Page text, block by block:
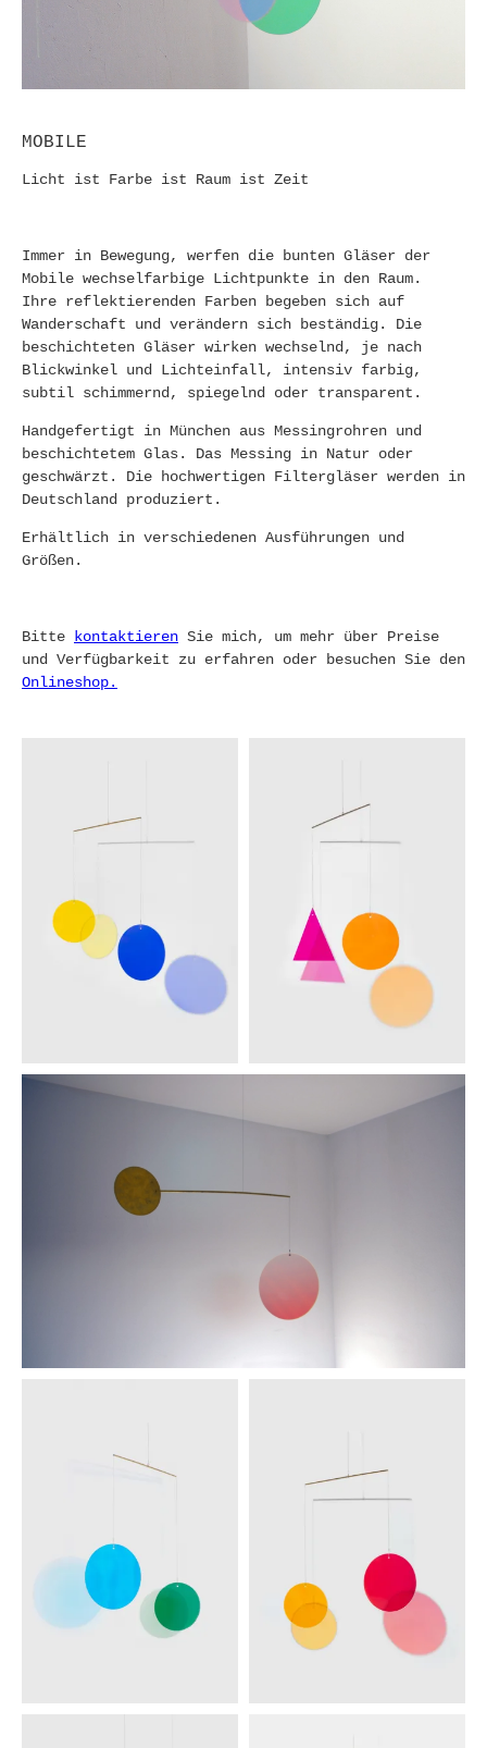
MOBILE
Licht ist Farbe ist Raum ist Zeit
Immer in Bewegung, werfen die bunten Gläser der
Mobile wechselfarbige Lichtpunkte in den Raum.
Ihre reflektierenden Farben begeben sich auf
Wanderschaft und verändern sich beständig. Die
beschichteten Gläser wirken wechselnd, je nach
Blickwinkel und Lichteinfall, intensiv farbig,
subtil schimmernd, spiegelnd oder transparent.
Handgefertigt in München aus Messingrohren und
beschichtetem Glas. Das Messing in Natur oder
geschwärzt. Die hochwertigen Filtergläser werden in
Deutschland produziert.
Erhältlich in verschiedenen Ausführungen und
Größen.
Bitte kontaktieren Sie mich, um mehr über Preise
und Verfügbarkeit zu erfahren oder besuchen Sie den
Onlineshop.